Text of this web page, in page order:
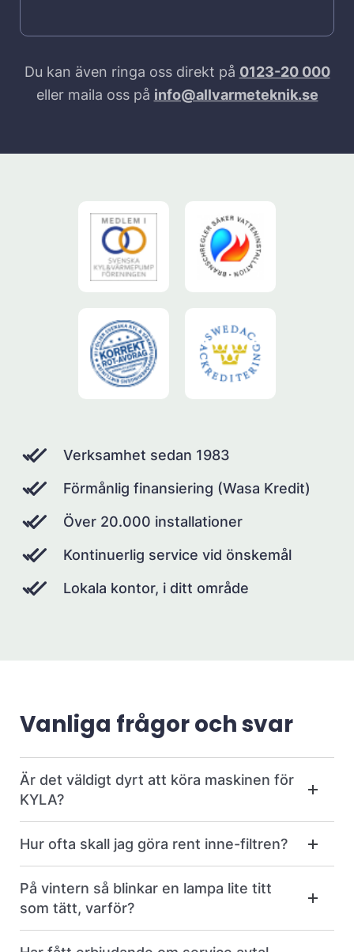
Du kan även ringa oss direkt på 0123-20 000
eller maila oss på info@allvarmeteknik.se
Verksamhet sedan 1983
Förmånlig finansiering (Wasa Kredit)
Över 20.000 installationer
Kontinuerlig service vid önskemål
Lokala kontor, i ditt område
Vanliga frågor och svar
Är det väldigt dyrt att köra maskinen för
KYLA?
Hur ofta skall jag göra rent inne-filtren?
På vintern så blinkar en lampa lite titt
som tätt, varför?